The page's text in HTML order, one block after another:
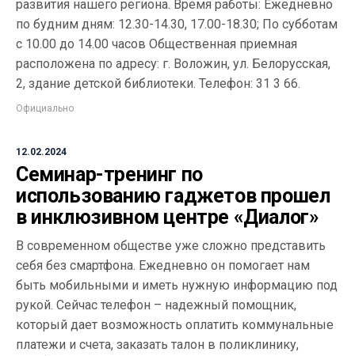
развития нашего региона. Время работы: Ежедневно
по будним дням: 12.30-14.30, 17.00-18.30; По субботам
с 10.00 до 14.00 часов Общественная приемная
расположена по адресу: г. Воложин, ул. Белорусская,
2, здание детской библиотеки. Телефон: 31 3 66.
Официально
12.02.2024
Семинар-тренинг по
использованию гаджетов прошел
в инклюзивном центре «Диалог»
В современном обществе уже сложно представить
себя без смартфона. Ежедневно он помогает нам
быть мобильными и иметь нужную информацию под
рукой. Сейчас телефон – надежный помощник,
который дает возможность оплатить коммунальные
платежи и счета, заказать талон в поликлинику,